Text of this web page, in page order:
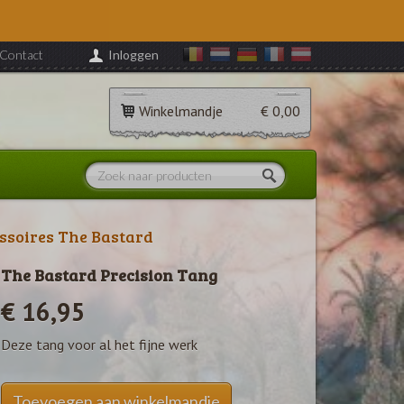
Contact Inloggen
Winkelmandje € 0,00
The Bastard
The Bastard Precision Tang
€ 16,95
Deze tang voor al het fijne werk